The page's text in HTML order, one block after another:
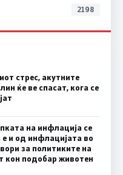
2198
стрес, акутните
ќе ве спасат, кога се
на инфлација се
и од инфлацијата во
за политиките на
кон подобар животен